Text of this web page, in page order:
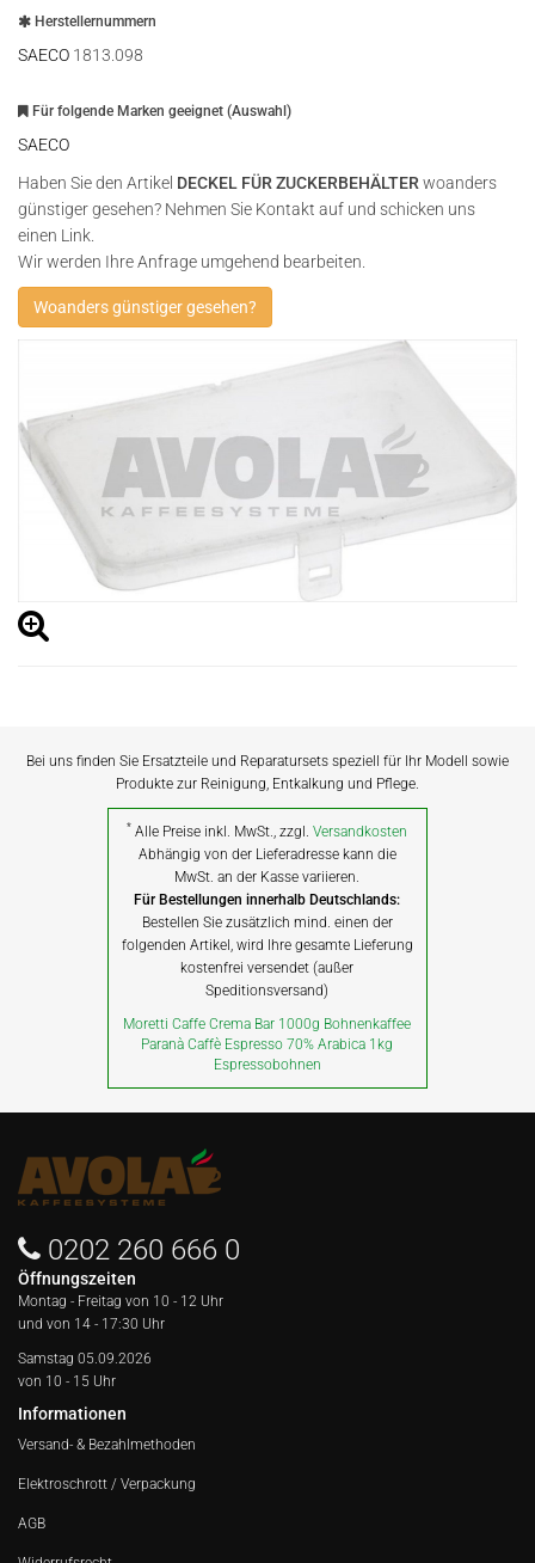
Herstellernummern
SAECO 1813.098
Für folgende Marken geeignet (Auswahl)
SAECO
Haben Sie den Artikel DECKEL FÜR ZUCKERBEHÄLTER woanders
günstiger gesehen? Nehmen Sie Kontakt auf und schicken uns
einen Link.
Wir werden Ihre Anfrage umgehend bearbeiten.
Woanders günstiger gesehen?
Bei uns finden Sie Ersatzteile und Reparatursets speziell für Ihr Modell sowie
Produkte zur Reinigung, Entkalkung und Pflege.
* Alle Preise inkl. MwSt., zzgl.Versandkosten
Abhängig von der Lieferadresse kann die
MwSt. an der Kasse variieren.
Für Bestellungen innerhalb Deutschlands:
Bestellen Sie zusätzlich mind. einen der
folgenden Artikel, wird Ihre gesamte Lieferung
kostenfrei versendet (außer
Speditionsversand)
Moretti Caffe Crema Bar 1000g Bohnenkaffee
Paranà Caffè Espresso 70% Arabica 1kg
Espressobohnen
0202 260 666 0
Öffnungszeiten
Montag - Freitag von 10 - 12 Uhr
und von 14 - 17:30 Uhr
Samstag 05.09.2026
von 10 - 15 Uhr
Informationen
Versand- & Bezahlmethoden
Elektroschrott / Verpackung
AGB